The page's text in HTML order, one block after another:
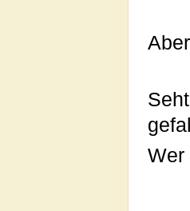
Wer